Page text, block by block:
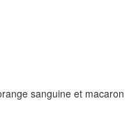
sanguine et macaron